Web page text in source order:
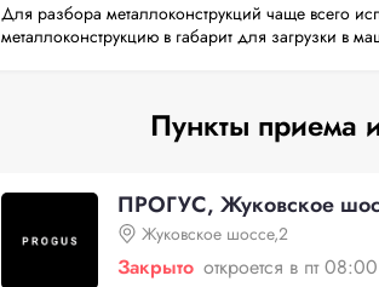
Для разбора металлоконструкций чаще всего
металлоконструкцию в габарит для загрузки в
Пункты приема
ПРОГУС, Жуковское
Жуковское шоссе,2
Закрыто откроется в пт 08:00